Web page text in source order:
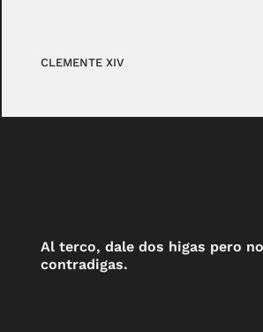
CLEMENTE XIV
Al terco, dale dos higas pero
contradigas.